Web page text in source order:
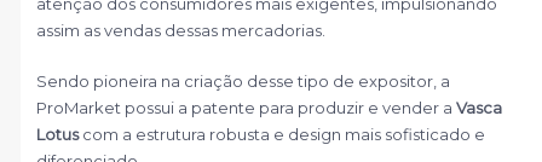
atenção dos consumidores mais exigentes, impulsionando
assim as vendas dessas mercadorias.
Sendo pioneira na criação desse tipo de expositor, a
ProMarket possui a patente para produzir e vender a Vasca
Lotuscom a estrutura robusta e design mais sofisticado e